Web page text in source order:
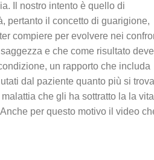
Il nostro intento è quello di
pertanto il concetto di guarigione,
compiere per evolvere nei
e che come risultato deve
un rapporto che includa
dal paziente quanto più si trova
che gli ha sottratto la la
per questo motivo il video